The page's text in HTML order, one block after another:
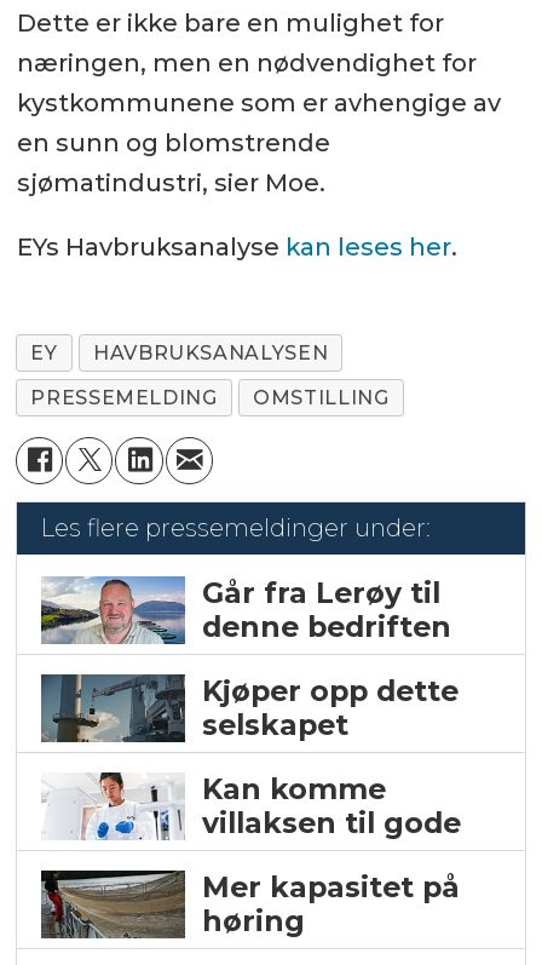
Dette er ikke bare en mulighet for
næringen, men en nødvendighet for
kystkommunene som er avhengige av
en sunn og blomstrende
sjømatindustri, sier Moe.
EYs Havbruksanalyse kan leses her.
EY
HAVBRUKSANALYSEN
PRESSEMELDING
OMSTILLING
Les flere pressemeldinger under:
Går fra Lerøy til
denne bedriften
Kjøper opp dette
selskapet
Kan komme
villaksen til gode
Mer kapasitet på
høring